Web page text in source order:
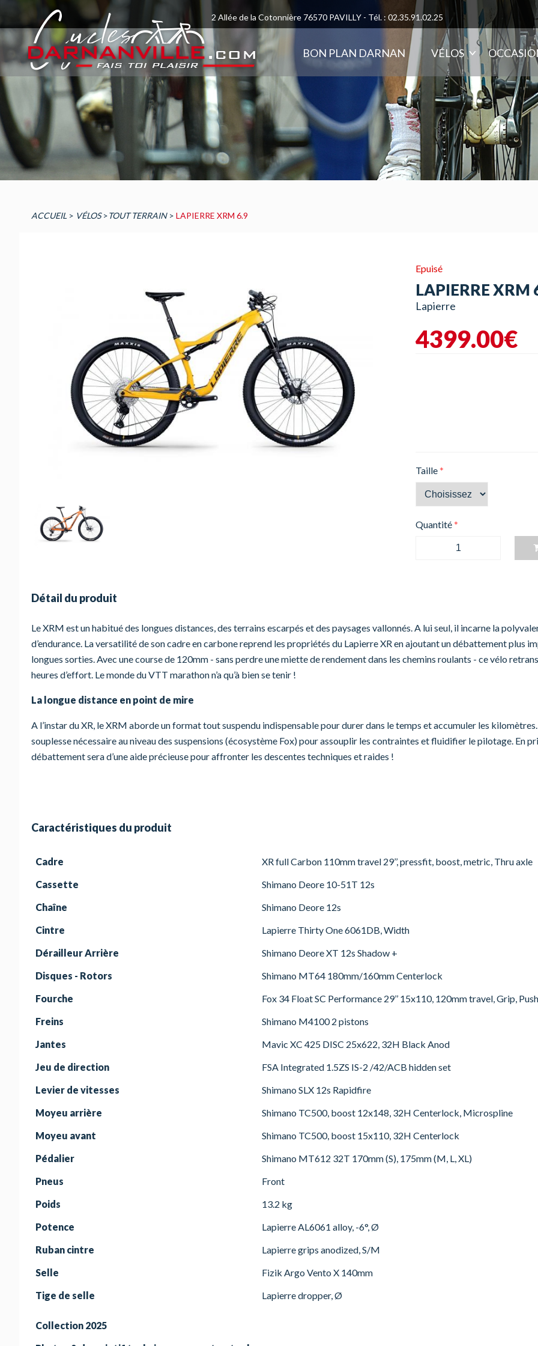
2 Allée de la Cotonnière 76570 PAVILLY - Tél. : 02.35.91.02.25
BON PLAN DARNAN VÉLOS
ACCUEIL > VÉLOS>TOUT TERRAIN> LAPIERRE XRM 6.9
Epuisé
LAPIERRE XRM
Lapierre
4399.00€
Taille*
Quantité*
Détail du produit
Le XRM est un habitué des longues distances, des terrains escarpés et des paysages vallonnés. A lui seul, il incarne la
d’endurance. La versatilité de son cadre en carbone reprend les propriétés du Lapierre XR en ajoutant un débattement plus
longues sorties. Avec une course de 120mm - sans perdre une miette de rendement dans les chemins roulants - ce vélo
heures d’effort. Le monde du VTT marathon n’a qu’à bien se tenir !
La longue distance en point de mire
A l’instar du XR, le XRM aborde un format tout suspendu indispensable pour durer dans le temps et accumuler les
souplesse nécessaire au niveau des suspensions (écosystème Fox) pour assouplir les contraintes et fluidifier le pilotage. En
débattement sera d’une aide précieuse pour affronter les descentes techniques et raides !
Caractéristiques du produit
Cadre
XR full Carbon 110mm travel 29’’, pressfit, boost, metric, Thru axle
Cassette
Shimano Deore 10-51T 12s
Chaîne
Shimano Deore 12s
Cintre
Lapierre Thirty One 6061DB, Width
Dérailleur Arrière
Shimano Deore XT 12s Shadow +
Disques - Rotors
Shimano MT64 180mm/160mm Centerlock
Fourche
Fox 34 Float SC Performance 29’’ 15x110, 120mm travel, Grip,
Freins
Shimano M4100 2 pistons
Jantes
Mavic XC 425 DISC 25x622, 32H Black Anod
Jeu de direction
FSA Integrated 1.5ZS IS-2 /42/ACB hidden set
Levier de vitesses
Shimano SLX 12s Rapidfire
Moyeu arrière
Shimano TC500, boost 12x148, 32H Centerlock, Microspline
Moyeu avant
Shimano TC500, boost 15x110, 32H Centerlock
Pédalier
Shimano MT612 32T 170mm (S), 175mm (M, L, XL)
Pneus
Front
Poids
13.2 kg
Potence
Lapierre AL6061 alloy, -6°, Ø
Ruban cintre
Lapierre grips anodized, S/M
Selle
Fizik Argo Vento X 140mm
Tige de selle
Lapierre dropper, Ø
Collection 2025